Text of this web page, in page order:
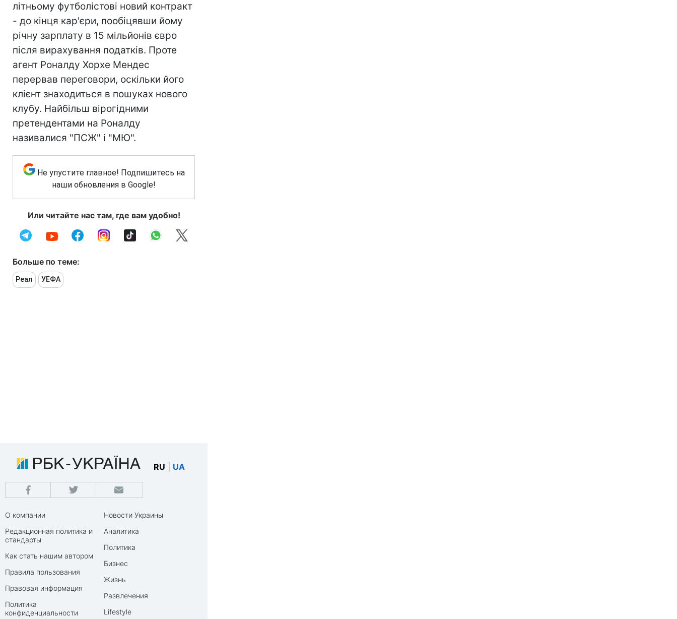
літньому футболістові новий контракт
- до кінця кар'єри, пообіцявши йому
річну зарплату в 15 мільйонів євро
після вирахування податків. Проте
агент Роналду Хорхе Мендес
перервав переговори, оскільки його
клієнт знаходиться в пошуках нового
клубу. Найбільш вірогідними
претендентами на Роналду
називалися "ПСЖ" і "МЮ".
Не упустите главное! Подпишитесь на
наши обновления в Google!
Или читайте нас там, где вам удобно!
Больше по теме:
Реал УЕФА
RU UA
О компании
Редакционная политика и
стандарты
Как стать нашим автором
Правила пользования
Правовая информация
Политика
конфиденциальности
Новости Украины
Аналитика
Политика
Бизнес
Жизнь
Развлечения
Lifestyle